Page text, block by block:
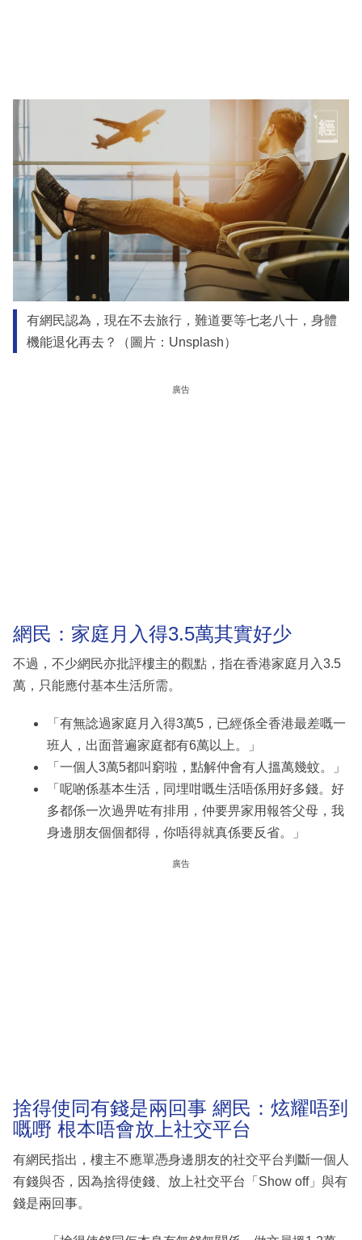
有網民認為，現在不去旅行，難道要等七老八十，身體
機能退化再去？（圖片：Unsplash）
廣告
網民：家庭月入得3.5萬其實好少
不過，不少網民亦批評樓主的觀點，指在香港家庭月入3.5
萬，只能應付基本生活所需。
「有無諗過家庭月入得3萬5，已經係全香港最差嘅一
班人，出面普遍家庭都有6萬以上。」
「一個人3萬5都叫窮啦，點解仲會有人搵萬幾蚊。」
「呢啲係基本生活，同埋咁嘅生活唔係用好多錢。好
多都係一次過畀咗有排用，仲要畀家用報答父母，我
身邊朋友個個都得，你唔得就真係要反省。」
廣告
捨得使同有錢是兩回事 網民：炫耀唔到
嘅嘢 根本唔會放上社交平台
有網民指出，樓主不應單憑身邊朋友的社交平台判斷一個人
有錢與否，因為捨得使錢、放上社交平台「Show off」與有
錢是兩回事。